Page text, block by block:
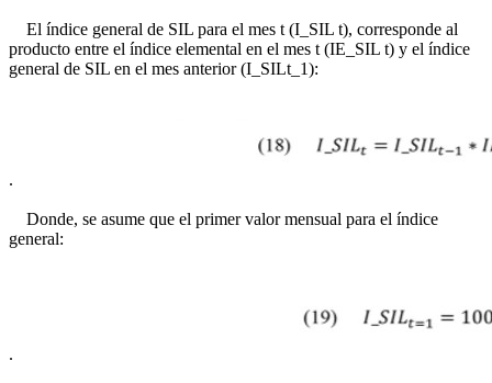
El índice general de SIL para el mes t (I_SIL t), corresponde al
producto entre el índice elemental en el mes t (IE_SIL t) y el índice
general de SIL en el mes anterior (I_SILt_1):
.
Donde, se asume que el primer valor mensual para el índice
general:
.